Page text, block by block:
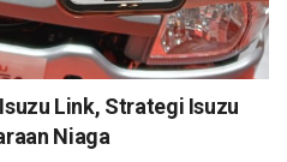
Link, Strategi Isuzu
Niaga